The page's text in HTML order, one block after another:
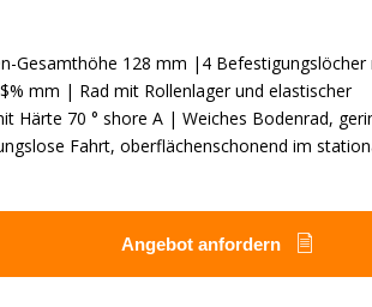
Gesamthöhe 128 mm |4 Befestigungslöcher
mm | Rad mit Rollenlager und elastischer
Härte 70 ° shore A | Weiches Bodenrad,
Fahrt, oberflächenschonend im
Angebot anfordern